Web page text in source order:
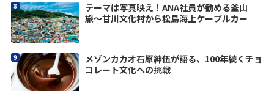
テーマは写真映え！ANA社員が勧める釜山
旅〜甘川文化村から松島海上ケーブルカー
メゾンカカオ石原紳伍が語る、100年続くチョ
コレート文化への挑戦